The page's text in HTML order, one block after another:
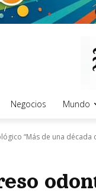
Negocios Mundo
“Más de una década